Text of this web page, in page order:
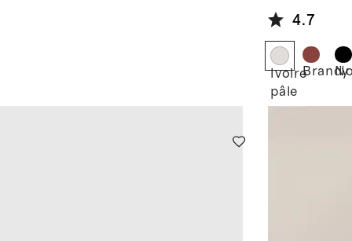
4.7
Ivoire
pâle
Brandy